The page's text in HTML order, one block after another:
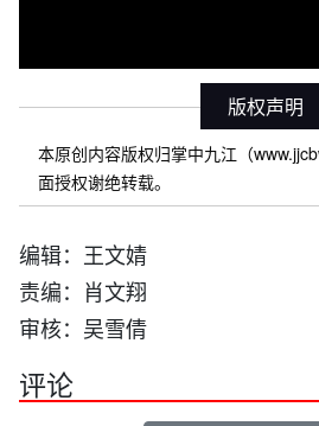
版权声明
本原创内容版权归掌中九江（
面授权谢绝转载。
编辑：王文婧
责编：肖文翔
审核：吴雪倩
评论